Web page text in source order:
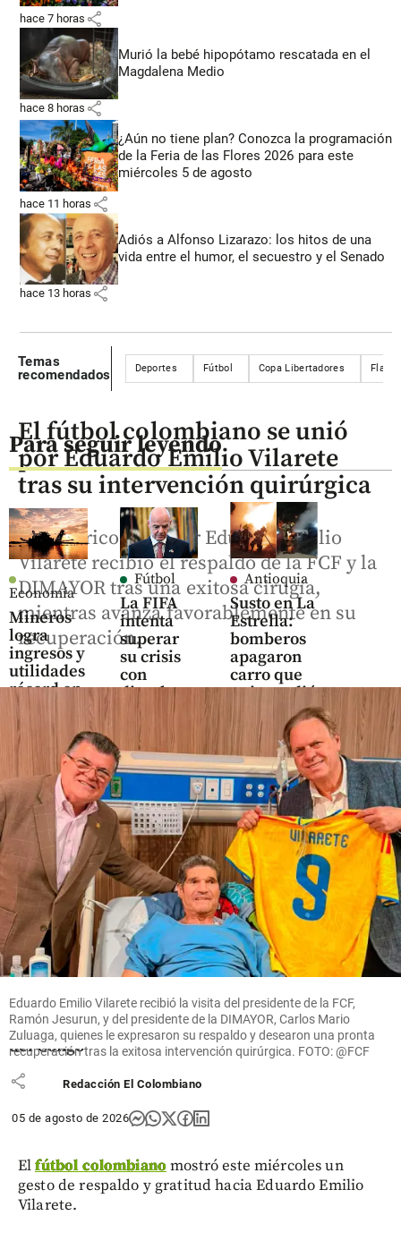
hace 7 horas share
Murió la bebé hipopótamo rescatada en el
Magdalena Medio
hace 8 horas share
¿Aún no tiene plan? Conozca la programación
de la Feria de las Flores 2026 para este
miércoles 5 de agosto
hace 11 horas share
Adiós a Alfonso Lizarazo: los hitos de una
vida entre el humor, el secuestro y el Senado
hace 13 horas share
Temas
recomendados
Deportes Fútbol Copa Libertadores
Para seguir leyendo
Economía
Mineros
logra
ingresos y
utilidades
récord en
el primer
semestre
de 2026
share
Fútbol
La FIFA
intenta
superar
su crisis
con
disculpas
y dio su
“pleno
apoyo” a
Infantino
share
Antioquia
Susto en La
Estrella:
bomberos
apagaron
carro que
se incendió
madrugada
share
Mundo
Han muerto
más de 300
niños por
ébola en
República
Democrática
del Congo
share
El fútbol colombiano se unió
por Eduardo Emilio Vilarete
tras su intervención quirúrgica
El histórico goleador Eduardo Emilio
Vilarete recibió el respaldo de la FCF y la
DIMAYOR tras una exitosa cirugía,
mientras avanza favorablemente en su
recuperación.
Eduardo Emilio Vilarete recibió la visita del presidente de la FCF,
Ramón Jesurun, y del presidente de la DIMAYOR, Carlos Mario
Zuluaga, quienes le expresaron su respaldo y desearon una pronta
recuperación tras la exitosa intervención quirúrgica. FOTO: @FCF
Redacción El Colombiano
05 de agosto de 2026
Elfútbol colombianomostró este miércoles un
gesto de respaldo y gratitud hacia Eduardo Emilio
Vilarete.